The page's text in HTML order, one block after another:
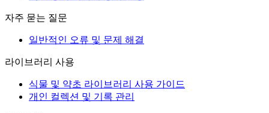
자주 묻는 질문
일반적인 오류 및 문제 해결
라이브러리 사용
식물 및 약초 라이브러리 사용 가이드
개인 컬렉션 및 기록 관리